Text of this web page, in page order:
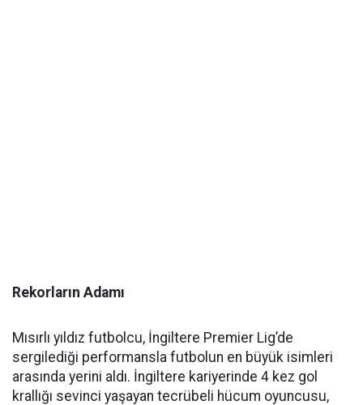
Rekorların Adamı
Mısırlı yıldız futbolcu, İngiltere Premier Lig’de
sergilediği performansla futbolun en büyük isimleri
arasında yerini aldı. İngiltere kariyerinde 4 kez gol
krallığı sevinci yaşayan tecrübeli hücum oyuncusu,